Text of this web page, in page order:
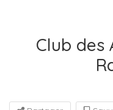
Club des